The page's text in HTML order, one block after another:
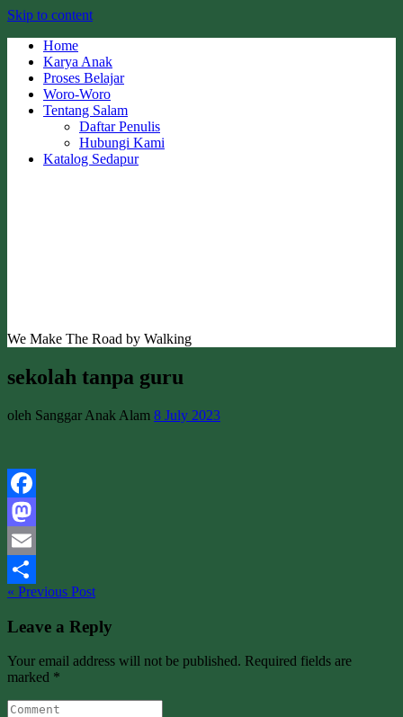
Skip to content
Home
Karya Anak
Proses Belajar
Woro-Woro
Tentang Salam
Daftar Penulis
Hubungi Kami
Katalog Sedapur
We Make The Road by Walking
sekolah tanpa guru
oleh Sanggar Anak Alam 8 July 2023
Facebook
Mastodon
Email
Share
« Previous Post
Leave a Reply
Your email address will not be published. Required fields are
marked *